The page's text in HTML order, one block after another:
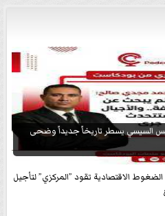
السيسي يسطر تاريخاً جديداً وضحى
الضغوط الاقتصادية تقود ”المركزي” لتأجيل